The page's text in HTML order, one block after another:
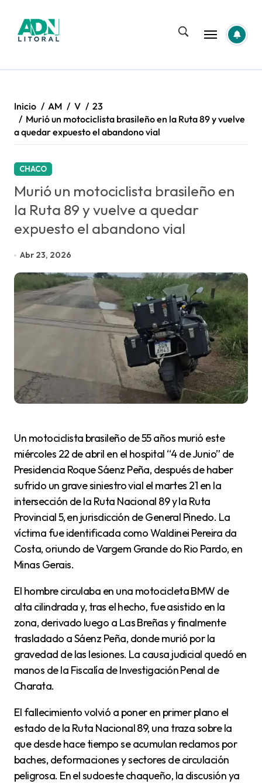
contenido
Inicio AM V
23
Murió un motociclista brasileño en la Ruta 89 y vuelve
a quedar expuesto el abandono vial
CHACO
Murió un motociclista brasileño en
la Ruta 89 y vuelve a quedar
expuesto el abandono vial
Abr 23, 2026
Un motociclista brasileño de 55 años murió este
miércoles 22 de abril en el hospital “4 de Junio” de
Presidencia Roque Sáenz Peña, después de haber
sufrido un grave siniestro vial el martes 21 en la
intersección de la Ruta Nacional 89 y la Ruta
Provincial 5, en jurisdicción de General Pinedo. La
víctima fue identificada como Waldinei Pereira da
Costa, oriundo de Vargem Grande do Rio Pardo, en
Minas Gerais.
El hombre circulaba en una motocicleta BMW de
alta cilindrada y, tras el hecho, fue asistido en la
zona, derivado luego a Las Breñas y finalmente
trasladado a Sáenz Peña, donde murió por la
gravedad de las lesiones. La causa judicial quedó en
manos de la Fiscalía de Investigación Penal de
Charata.
El fallecimiento volvió a poner en primer plano el
estado de la Ruta Nacional 89, una traza sobre la
que desde hace tiempo se acumulan reclamos por
baches, deformaciones y sectores de circulación
peligrosa. En el sudoeste chaqueño, la discusión ya